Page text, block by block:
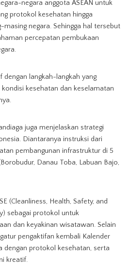
negara anggota ASEAN untuk
protokol kesehatan hingga
negara. Sehingga hal tersebut
percepatan pembukaan
dengan langkah-langkah yang
kesehatan dan keselamatan
juga menjelaskan strategi
Diantaranya instruksi dari
pembangunan infrastruktur di 5
Danau Toba, Labuan Bajo,
(Cleanliness, Health, Safety, and
sebagai protokol untuk
dan keyakinan wisatawan. Selain
pengaktifan kembali Kalender
dengan protokol kesehatan, serta
kreatif.